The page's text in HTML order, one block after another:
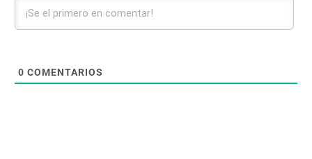
0 COMENTARIOS